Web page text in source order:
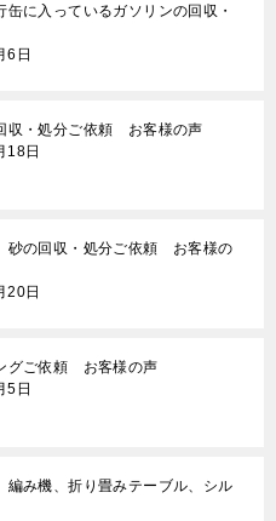
缶に入っているガソリンの回収・
6日
収・処分ご依頼 お客様の声
18日
砂の回収・処分ご依頼 お客様の
20日
グご依頼 お客様の声
5日
編み機、折り畳みテーブル、シル